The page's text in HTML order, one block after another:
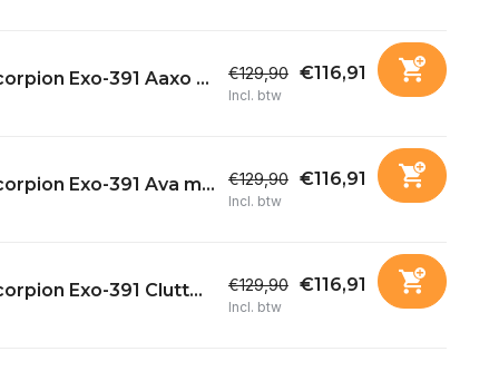
Exo-391 Aaxo ... €129,90 €116,91
Incl. btw
Exo-391 Ava m... €129,90 €116,91
Incl. btw
Exo-391 Clutt... €129,90 €116,91
Incl. btw